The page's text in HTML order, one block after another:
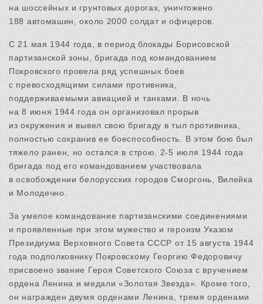
на шоссейных и грунтовых дорогах, уничтожено
188 автомашин, около 2000 солдат и офицеров.
С 21 мая 1944 года, в период блокады Борисовской
партизанской зоны, бригада под командованием
Покровского провела ряд успешных боев
с превосходящими силами противника,
поддерживаемыми авиацией и танками. В ночь
на 8 июня 1944 года он организовал прорыв
из окружения и вывел свою бригаду в тыл противника,
полностью сохранив ее боеспособность. В этом бою был
тяжело ранен, но остался в строю. 2-5 июля 1944 года
бригада под его командованием участвовала
в освобождении белорусских городов Сморгонь, Вилейка
и Молодечно.
За умелое командование партизанскими соединениями
и проявленные при этом мужество и героизм Указом
Президиума Верховного Совета СССР от 15 августа 1944
года подполковнику Покровскому Георгию Федоровичу
присвоено звание Героя Советского Союза с вручением
ордена Ленина и медали «Золотая Звезда». Кроме того,
он награжден двумя орденами Ленина, тремя орденами